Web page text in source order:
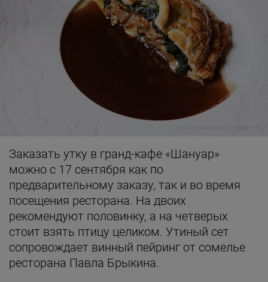
Заказать утку в гранд-кафе «Шануар»
можно с 17 сентября как по
предварительному заказу, так и во время
посещения ресторана. На двоих
рекомендуют половинку, а на четверых
стоит взять птицу целиком. Утиный сет
сопровождает винный пейринг от сомелье
ресторана Павла Брыкина.